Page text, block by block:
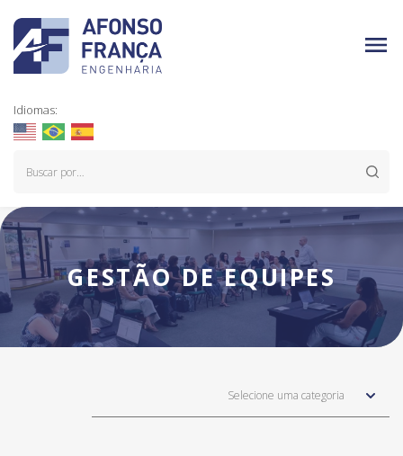
Idiomas:
GESTÃO DE EQUIPES
Selecione uma categoria